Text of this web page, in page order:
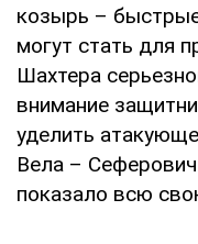
козырь –
могут стать для
Шахтера
внимание
уделить
Вела –
показало всю